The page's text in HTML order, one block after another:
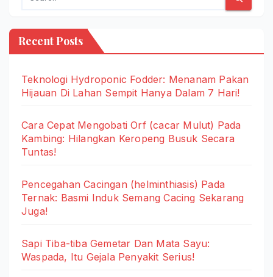
Recent Posts
Teknologi Hydroponic Fodder: Menanam Pakan
Hijauan Di Lahan Sempit Hanya Dalam 7 Hari!
Cara Cepat Mengobati Orf (cacar Mulut) Pada
Kambing: Hilangkan Keropeng Busuk Secara
Tuntas!
Pencegahan Cacingan (helminthiasis) Pada
Ternak: Basmi Induk Semang Cacing Sekarang
Juga!
Sapi Tiba-tiba Gemetar Dan Mata Sayu:
Waspada, Itu Gejala Penyakit Serius!